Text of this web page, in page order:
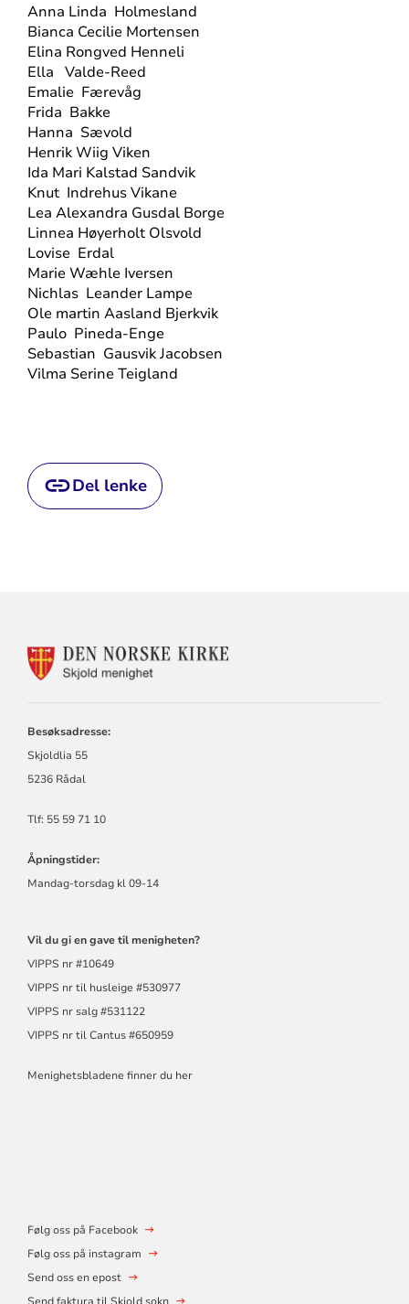
Anna Linda Holmesland
Bianca Cecilie Mortensen
Elina Rongved Henneli
Ella Valde-Reed
Emalie Færevåg
Frida Bakke
Hanna Sævold
Henrik Wiig Viken
Ida Mari Kalstad Sandvik
Knut Indrehus Vikane
Lea Alexandra Gusdal Borge
Linnea Høyerholt Olsvold
Lovise Erdal
Marie Wæhle Iversen
Nichlas Leander Lampe
Ole martin Aasland Bjerkvik
Paulo Pineda-Enge
Sebastian Gausvik Jacobsen
Vilma Serine Teigland
Del lenke
KONTAKTINFORMASJON
Besøksadresse:
Skjoldlia 55
5236 Rådal
Tlf: 55 59 71 10
Åpningstider:
Mandag-torsdag kl 09-14
Vil du gi en gave til menigheten?
VIPPS nr #10649
VIPPS nr til husleige #530977
VIPPS nr salg #531122
VIPPS nr til Cantus #650959
Menighetsbladene finner du her
Følg oss på Facebook
Følg oss på instagram
Send oss en epost
Send faktura til Skjold sokn